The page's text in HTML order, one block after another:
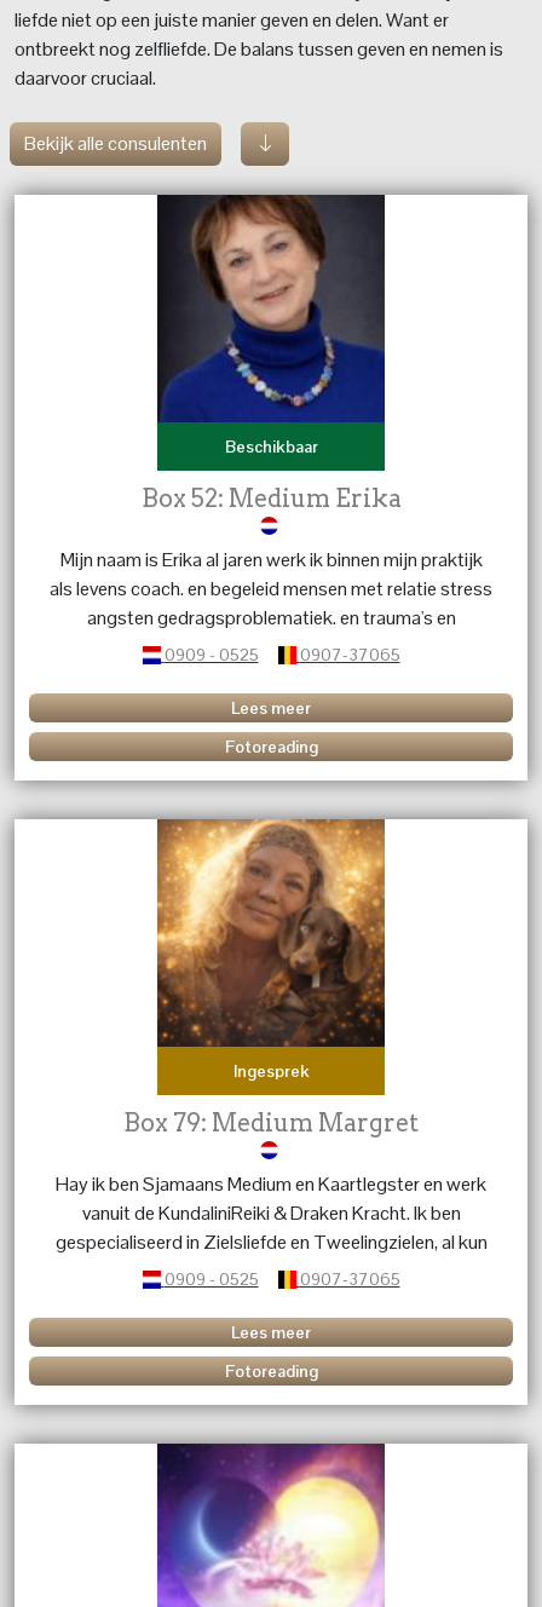
liefde niet op een juiste manier geven en delen. Want er
ontbreekt nog zelfliefde. De balans tussen geven en nemen is
daarvoor cruciaal.
Bekijk alle consulenten
Beschikbaar
Box 52: Medium Erika
Mijn naam is Erika al jaren werk ik binnen mijn praktijk
als levens coach. en begeleid mensen met relatie stress
angsten gedragsproblematiek. en trauma's en
karmische relaties. geef energetische behandelingen dit
vragen over een betekenis van een kristal of edelsteen
bel me dan.
0909 - 0525 0907-37065
Lees meer
Fotoreading
Ingesprek
Box 79: Medium Margret
Hay ik ben Sjamaans Medium en Kaartlegster en werk
vanuit de KundaliniReiki & Draken Kracht. Ik ben
gespecialiseerd in Zielsliefde en Tweelingzielen, al kun
je met al je vragen bij mij terecht. Over Kinderen, Dieren,
advies, en luisterend oor. liefs Margret
0909 - 0525 0907-37065
Lees meer
Fotoreading